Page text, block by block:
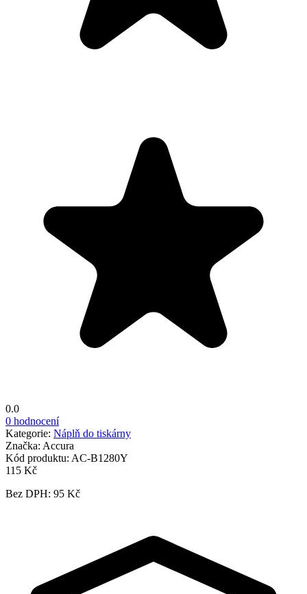
0.0
0 hodnocení
Kategorie: Náplň do tiskárny
Značka: Accura
Kód produktu: AC-B1280Y
115 Kč
Bez DPH: 95 Kč